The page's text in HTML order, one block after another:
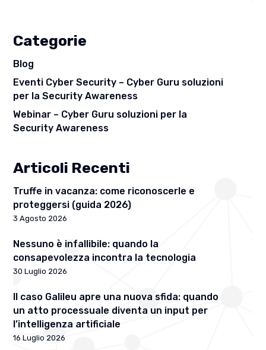
Categorie
Blog
Eventi Cyber Security – Cyber Guru soluzioni
per la Security Awareness
Webinar – Cyber Guru soluzioni per la
Security Awareness
Articoli Recenti
Truffe in vacanza: come riconoscerle e
proteggersi (guida 2026)
3 Agosto 2026
Nessuno è infallibile: quando la
consapevolezza incontra la tecnologia
30 Luglio 2026
Il caso Galileu apre una nuova sfida: quando
un atto processuale diventa un input per
l’intelligenza artificiale
16 Luglio 2026